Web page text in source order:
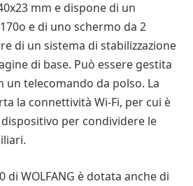
mm e dispone di un
e di uno schermo da 2
di un sistema di stabilizzazione
di base. Può essere gestita
un telecomando da polso. La
la connettività Wi-Fi, per cui è
per condividere le
di WOLFANG è dotata anche di